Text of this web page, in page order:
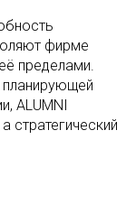
фирме
пределами.
ALUMNI
стратегический